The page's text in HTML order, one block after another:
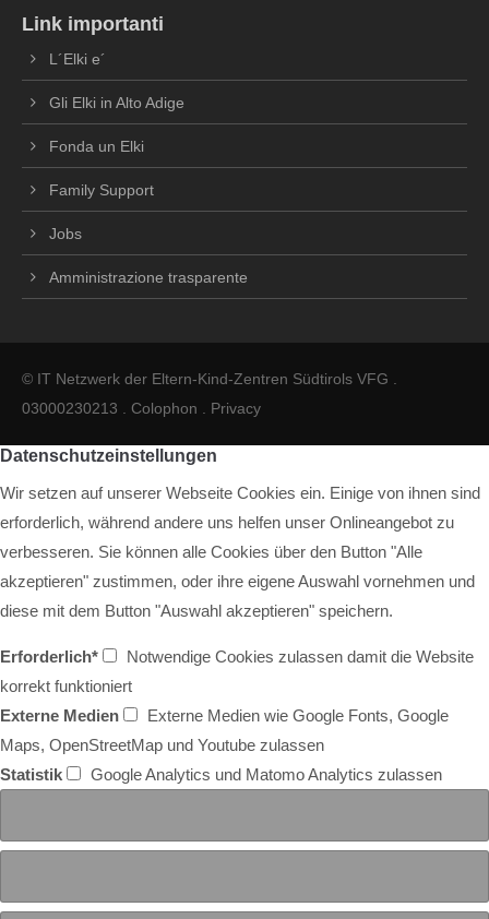
Link importanti
L´Elki e´
Gli Elki in Alto Adige
Fonda un Elki
Family Support
Jobs
Amministrazione trasparente
© IT Netzwerk der Eltern-Kind-Zentren Südtirols VFG .
03000230213 . Colophon Privacy
Datenschutzeinstellungen
Wir setzen auf unserer Webseite Cookies ein. Einige von ihnen sind
erforderlich, während andere uns helfen unser Onlineangebot zu
verbesseren. Sie können alle Cookies über den Button "Alle
akzeptieren" zustimmen, oder ihre eigene Auswahl vornehmen und
diese mit dem Button "Auswahl akzeptieren" speichern.
Erforderlich*
Notwendige Cookies zulassen damit die Website
korrekt funktioniert
Externe Medien
Externe Medien wie Google Fonts, Google
Maps, OpenStreetMap und Youtube zulassen
Statistik
Google Analytics und Matomo Analytics zulassen